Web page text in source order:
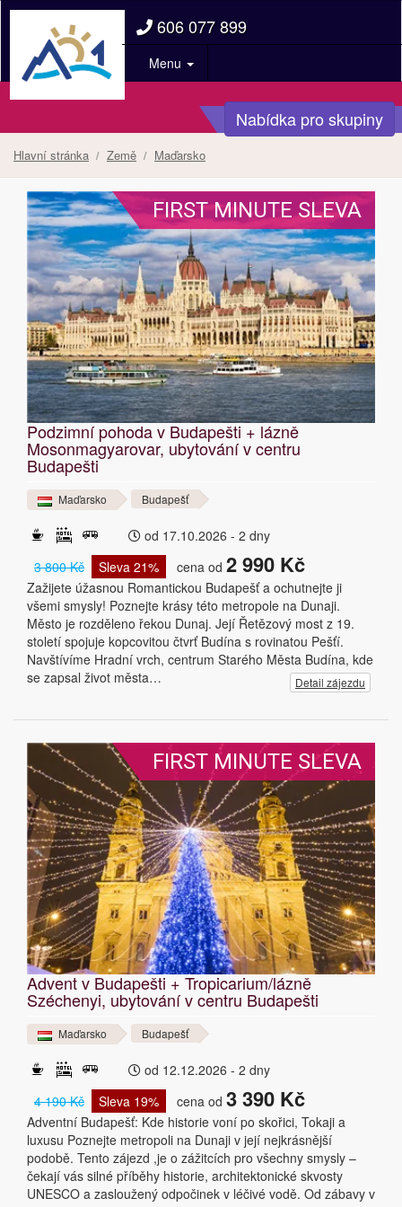
606 077 899
Menu
Nabídka pro skupiny
Hlavní stránka Země Maďarsko
FIRST MINUTE SLEVA
Podzimní pohoda v Budapešti + lázně
Mosonmagyarovar, ubytování v centru
Budapešti
Maďarsko Budapešť
od 17.10.2026 - 2 dny
3 800 Kč
Sleva 21% cena od 2 990 Kč
Zažijete úžasnou Romantickou Budapešť a ochutnejte ji
všemi smysly! Poznejte krásy této metropole na Dunaji.
Město je rozděleno řekou Dunaj. Její Řetězový most z 19.
století spojuje kopcovitou čtvrť Budína s rovinatou Pešťí.
Navštívíme Hradní vrch, centrum Starého Města Budína, kde
se zapsal život města…
Detail zájezdu
FIRST MINUTE SLEVA
Advent v Budapešti + Tropicarium/lázně
Széchenyi, ubytování v centru Budapešti
Maďarsko Budapešť
od 12.12.2026 - 2 dny
4 190 Kč
Sleva 19% cena od 3 390 Kč
Adventní Budapešť: Kde historie voní po skořici, Tokaji a
luxusu Poznejte metropoli na Dunaji v její nejkrásnější
podobě. Tento zájezd ,je o zážitcích pro všechny smysly –
čekají vás silné příběhy historie, architektonické skvosty
UNESCO a zasloužený odpočinek v léčivé vodě. Od zábavy v